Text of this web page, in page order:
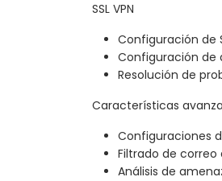
SSL VPN
Configuración de
Configuración de
Resolución de
Características
Configuraciones
Filtrado de
Análisis de